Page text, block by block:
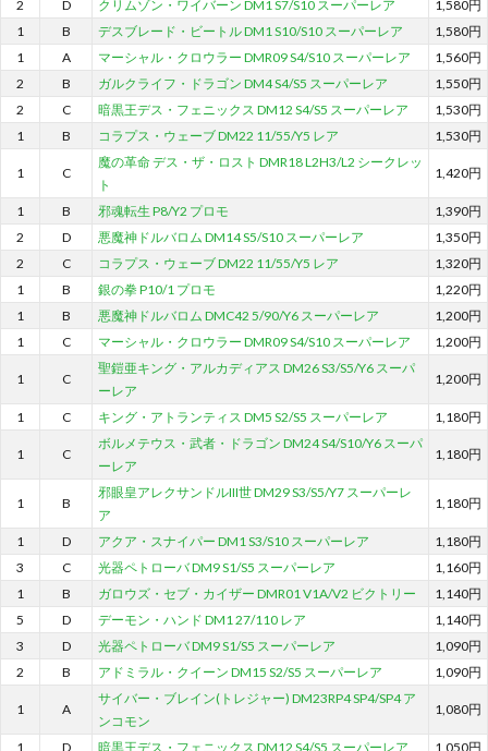
2 D クリムゾン・ワイバーン DM1 S7/S10 スーパーレア
1,580円
1
B デスブレード・ビートル DM1 S10/S10 スーパーレア
1,580円
1
A マーシャル・クロウラー DMR09 S4/S10 スーパーレア
1,560円
2
B ガルクライフ・ドラゴン DM4 S4/S5 スーパーレア
1,550円
2
C 暗黒王デス・フェニックス DM12 S4/S5 スーパーレア
1,530円
1
B コラプス・ウェーブ DM22 11/55/Y5 レア 1,530円
1 C
魔の革命 デス・ザ・ロスト DMR18 L2H3/L2 シークレッ
ト
1,420円
1 B 邪魂転生 P8/Y2 プロモ
1,390円
2
D 悪魔神ドルバロム DM14 S5/S10 スーパーレア
1,350円
2
C コラプス・ウェーブ DM22 11/55/Y5 レア
1,320円
1
B 銀の拳 P10/1 プロモ
1,220円
1
B 悪魔神ドルバロム DMC42 5/90/Y6 スーパーレア
1,200円
1
C マーシャル・クロウラー DMR09 S4/S10 スーパーレア 1,200円
1 C
聖鎧亜キング・アルカディアス DM26 S3/S5/Y6 スーパ
ーレア
1,200円
1 C キング・アトランティス DM5 S2/S5 スーパーレア 1,180円
1 C
ボルメテウス・武者・ドラゴン DM24 S4/S10/Y6 スーパ
ーレア
1,180円
1 B
邪眼皇アレクサンドルIII世 DM29 S3/S5/Y7 スーパーレ
ア
1,180円
1 D アクア・スナイパー DM1 S3/S10 スーパーレア
1,180円
3
C 光器ペトローバ DM9 S1/S5 スーパーレア
1,160円
1
B ガロウズ・セブ・カイザー DMR01 V1A/V2 ビクトリー
1,140円
5
D デーモン・ハンド DM1 27/110 レア
1,140円
3
D 光器ペトローバ DM9 S1/S5 スーパーレア
1,090円
2
B アドミラル・クイーン DM15 S2/S5 スーパーレア 1,090円
1 A
サイバー・ブレイン(トレジャー) DM23RP4 SP4/SP4 ア
ンコモン
1,080円
1 D 暗黒王デス・フェニックス DM12 S4/S5 スーパーレア
1,050円